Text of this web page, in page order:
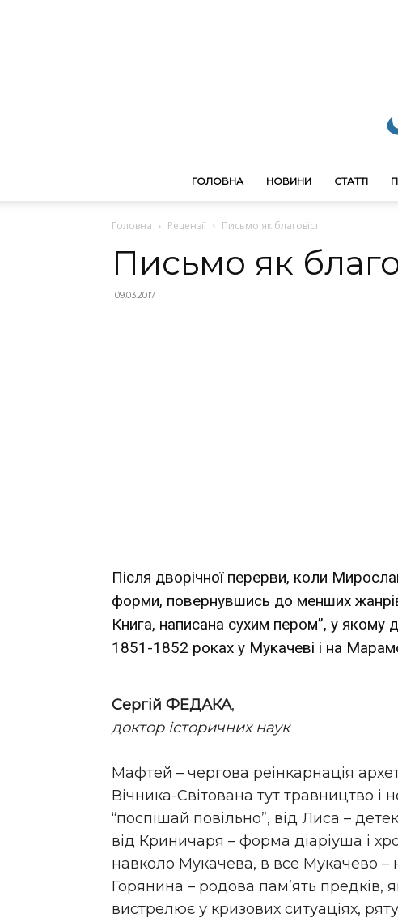
ГОЛОВНА НОВИНИ СТАТТІ
Головна Рецензії Письмо як благовіст
Письмо як
09.03.2017
Після дворічної перерви, коли
форми, повернувшись до менших
Книга, написана сухим пером”, у якому
1851-1852 роках у Мукачеві і на
Сергій ФЕДАКА,
доктор історичних наук
Мафтей – чергова реінкарнація
Вічника-Світована тут травництво і
“поспішай повільно”, від Лиса –
від Криничаря – форма діаріуша і
навколо Мукачева, в все Мукачево –
Горянина – родова пам’ять предків,
вистрелює у кризових ситуаціях,